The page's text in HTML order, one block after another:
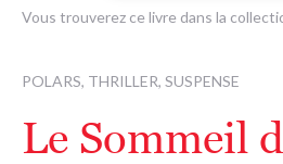
Vous trouverez ce livre dans la
POLARS, THRILLER, SUSPENSE
Le Sommeil